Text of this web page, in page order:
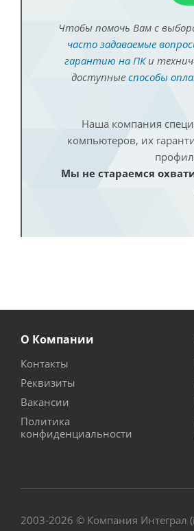
Чтобы помочь Вам с
часто задаваемые
гарантию на ПКи
доступные способы
Наша компания
компьютеров, их
Мы не стараемся
О Компании
Контакты
Реквизиты
Вакансии
Политика
конфиденциальности
2003-2026 © Компания Интеграл